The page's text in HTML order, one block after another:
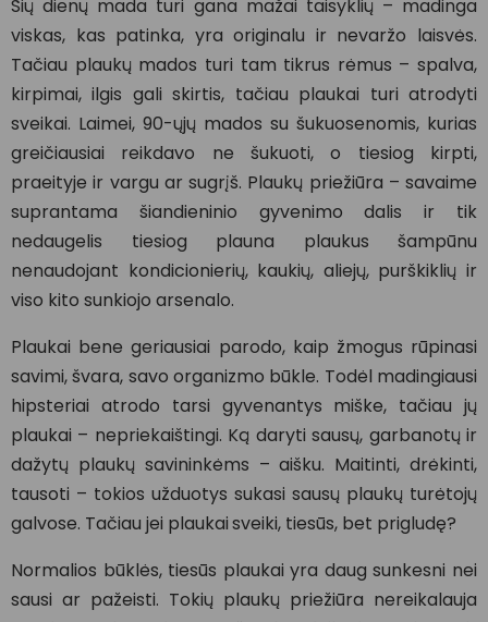
Šių dienų mada turi gana mažai taisyklių – madinga
viskas, kas patinka, yra originalu ir nevaržo laisvės.
Tačiau plaukų mados turi tam tikrus rėmus – spalva,
kirpimai, ilgis gali skirtis, tačiau plaukai turi atrodyti
sveikai. Laimei, 90-ųjų mados su šukuosenomis, kurias
greičiausiai reikdavo ne šukuoti, o tiesiog kirpti,
praeityje ir vargu ar sugrįš. Plaukų priežiūra – savaime
suprantama šiandieninio gyvenimo dalis ir tik
nedaugelis tiesiog plauna plaukus šampūnu
nenaudojant kondicionierių, kaukių, aliejų, purškiklių ir
viso kito sunkiojo arsenalo.
Plaukai bene geriausiai parodo, kaip žmogus rūpinasi
savimi, švara, savo organizmo būkle. Todėl madingiausi
hipsteriai atrodo tarsi gyvenantys miške, tačiau jų
plaukai – nepriekaištingi. Ką daryti sausų, garbanotų ir
dažytų plaukų savininkėms – aišku. Maitinti, drėkinti,
tausoti – tokios užduotys sukasi sausų plaukų turėtojų
galvose. Tačiau jei plaukaisveiki, tiesūs, bet prigludę?
Normalios būklės, tiesūs plaukai yra daug sunkesni nei
sausi ar pažeisti. Tokių plaukų priežiūra nereikalauja